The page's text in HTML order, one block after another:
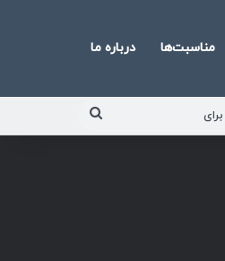
مناسبت‌ها درباره ما